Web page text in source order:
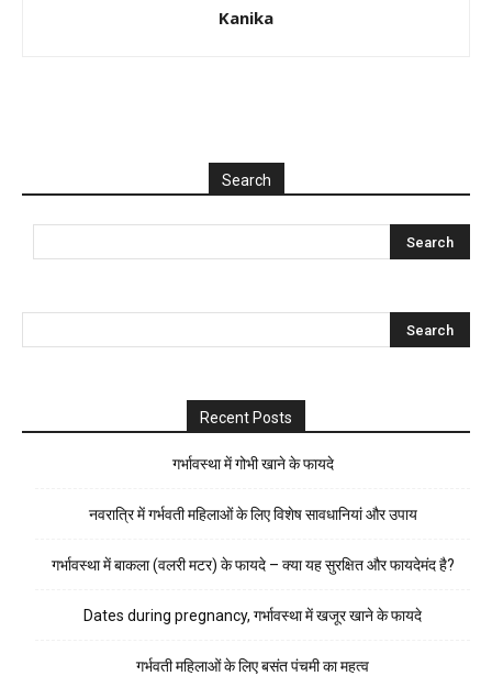
Kanika
Search
Recent Posts
गर्भावस्था में गोभी खाने के फायदे
नवरात्रि में गर्भवती महिलाओं के लिए विशेष सावधानियां और उपाय
गर्भावस्था में बाकला (वलरी मटर) के फायदे – क्या यह सुरक्षित और फायदेमंद है?
Dates during pregnancy, गर्भावस्था में खजूर खाने के फायदे
गर्भवती महिलाओं के लिए बसंत पंचमी का महत्व